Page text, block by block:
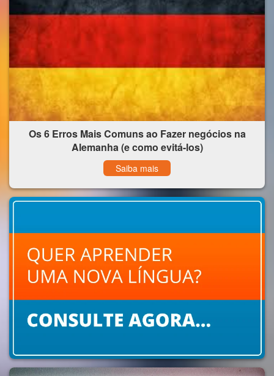
Os 6 Erros Mais Comuns ao Fazer negócios na
Alemanha (e como evitá-los)
Saiba mais